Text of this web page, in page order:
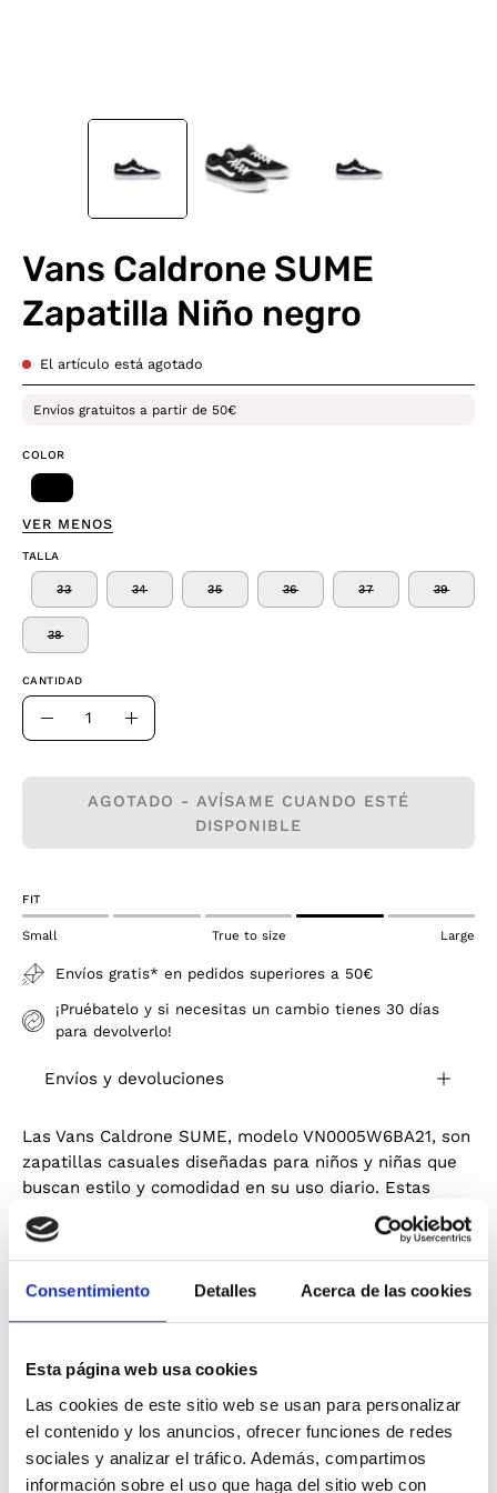
Consentimiento Detalles Acerca de las cookies
Esta página web usa cookies
Las cookies de este sitio web se usan para personalizar
el contenido y los anuncios, ofrecer funciones de redes
sociales y analizar el tráfico. Además, compartimos
información sobre el uso que haga del sitio web con
Vans Caldrone SUME
Zapatilla Niño negro
El artículo está agotado
Envíos gratuitos a partir de 50€
COLOR
VER MENOS
TALLA
33 34 35 36 37 39
38
CANTIDAD
Cantidad
Disminuir Aumentar
AGOTADO - AVÍSAME CUANDO ESTÉ
DISPONIBLE
FIT
Small True to size Large
Envíos gratis* en pedidos superiores a 50€
¡Pruébatelo y si necesitas un cambio tienes 30 días
para devolverlo!
Envíos y devoluciones
Las Vans Caldrone SUME, modelo VN0005W6BA21, son
zapatillas casuales diseñadas para niños y niñas que
buscan estilo y comodidad en su uso diario. Estas
zapatillas presentan una combinación de materiales
de alta calidad, como ante y lona, que ofrecen
durabilidad y transpirabilidad. El diseño en negro y
blanco les otorga un aspecto moderno y versátil, fácil
Equipadas con un sistema de cierre de cordones,
acolchada brinda una sensación de confort durante
todo el día, mientras que la entresuela ligera ofrece
soporte sin añadir peso adicional. La suela de goma